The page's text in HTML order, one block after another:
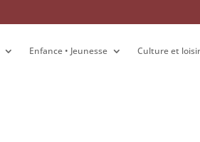
Enfance • Jeunesse Culture et
Enfance • Jeunesse Culture et